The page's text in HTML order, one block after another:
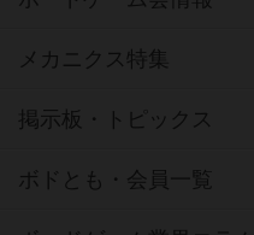
メカニクス特集
掲示板・トピックス
ボドとも・会員一覧